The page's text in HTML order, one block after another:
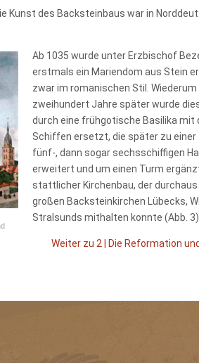
Kunst des Backsteinbaus war in
Ab 1035 wurde unter Erzbischof
erstmals ein Mariendom aus Stein
zwar im romanischen Stil. Wiederum
zweihundert Jahre später wurde
durch eine frühgotische Basilika mit
Schiffen ersetzt, die später zu
fünf-, dann sogar sechsschiffigen
erweitert und um einen Turm
stattlicher Kirchenbau, der
großen Backsteinkirchen Lübecks,
Stralsunds mithalten konnte (Abb. 3).
Weiter zu 2 | Die Reformation